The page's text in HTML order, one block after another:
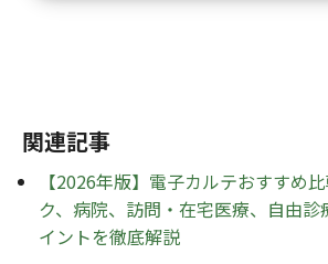
関連記事
【2026年版】電子カルテおすすめ
ク、病院、訪問・在宅医療、自由
イントを徹底解説